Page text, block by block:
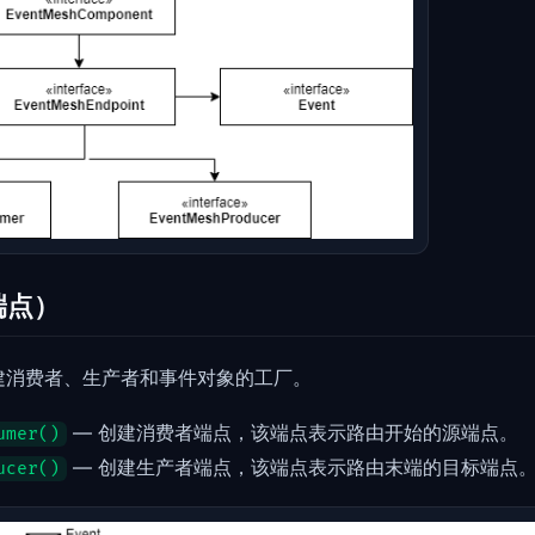
）
费者、生产者和事件对象的工厂。
— 创建消费者端点，该端点表示路由开始的源端点。
— 创建生产者端点，该端点表示路由末端的目标端点